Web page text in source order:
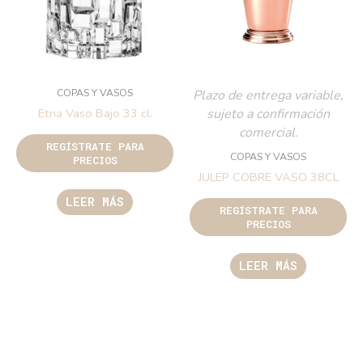
COPAS Y VASOS
Etna Vaso Bajo 33 cl.
REGÍSTRATE PARA
PRECIOS
LEER MÁS
Plazo de entrega variable,
sujeto a confirmación
comercial.
COPAS Y VASOS
JULEP COBRE VASO 38CL
REGÍSTRATE PARA
PRECIOS
LEER MÁS